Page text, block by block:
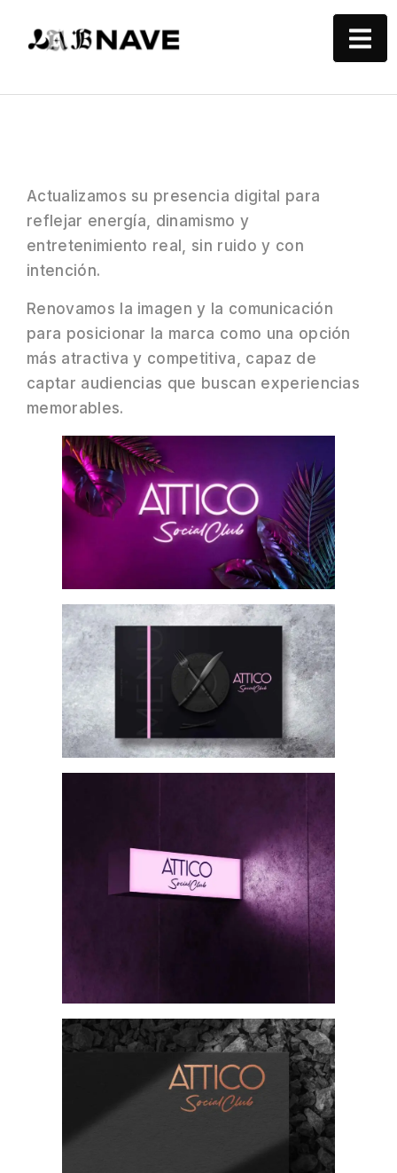
Actualizamos su presencia digital para
reflejar energía, dinamismo y
entretenimiento real, sin ruido y con
intención.
Renovamos la imagen y la comunicación
para posicionar la marca como una opción
más atractiva y competitiva, capaz de
captar audiencias que buscan experiencias
memorables.